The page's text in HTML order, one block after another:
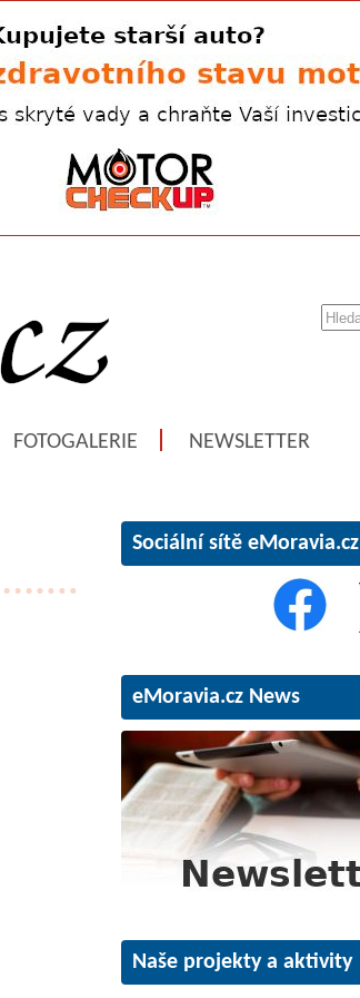
FOTOGALERIE NEWSLETTER
Sociální sítě eMoravia.cz
eMoravia.cz News
Naše projekty a aktivity